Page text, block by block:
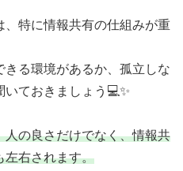
、特に情報共有の仕組みが重
る環境があるか、孤立しな
ておきましょう💻✨
の良さだけでなく、情報共
左右されます。